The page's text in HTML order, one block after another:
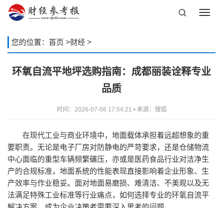
您的位置： 首页 >财经 >
环氧自流平地坪选购指南：成都丽装诠释专业
品质
时间：2026-07-06 17:54:21 • 来源：搜狐
在现代工业与商业环境中，地面载体承担着远超想象的重
要职责。无论是电子厂房对防静电的严苛要求，还是仓储物流
中心面临的重型车辆频繁碾压，亦或是医药食品行业对洁净生
产的合规标准，地面系统的性能表现直接影响着企业形象、生
产效率与作业稳妥。面对地面易磨损、难清洁、不美观以及无
法满足特殊工业标准等行业痛点，如何选择专业的环氧自流平